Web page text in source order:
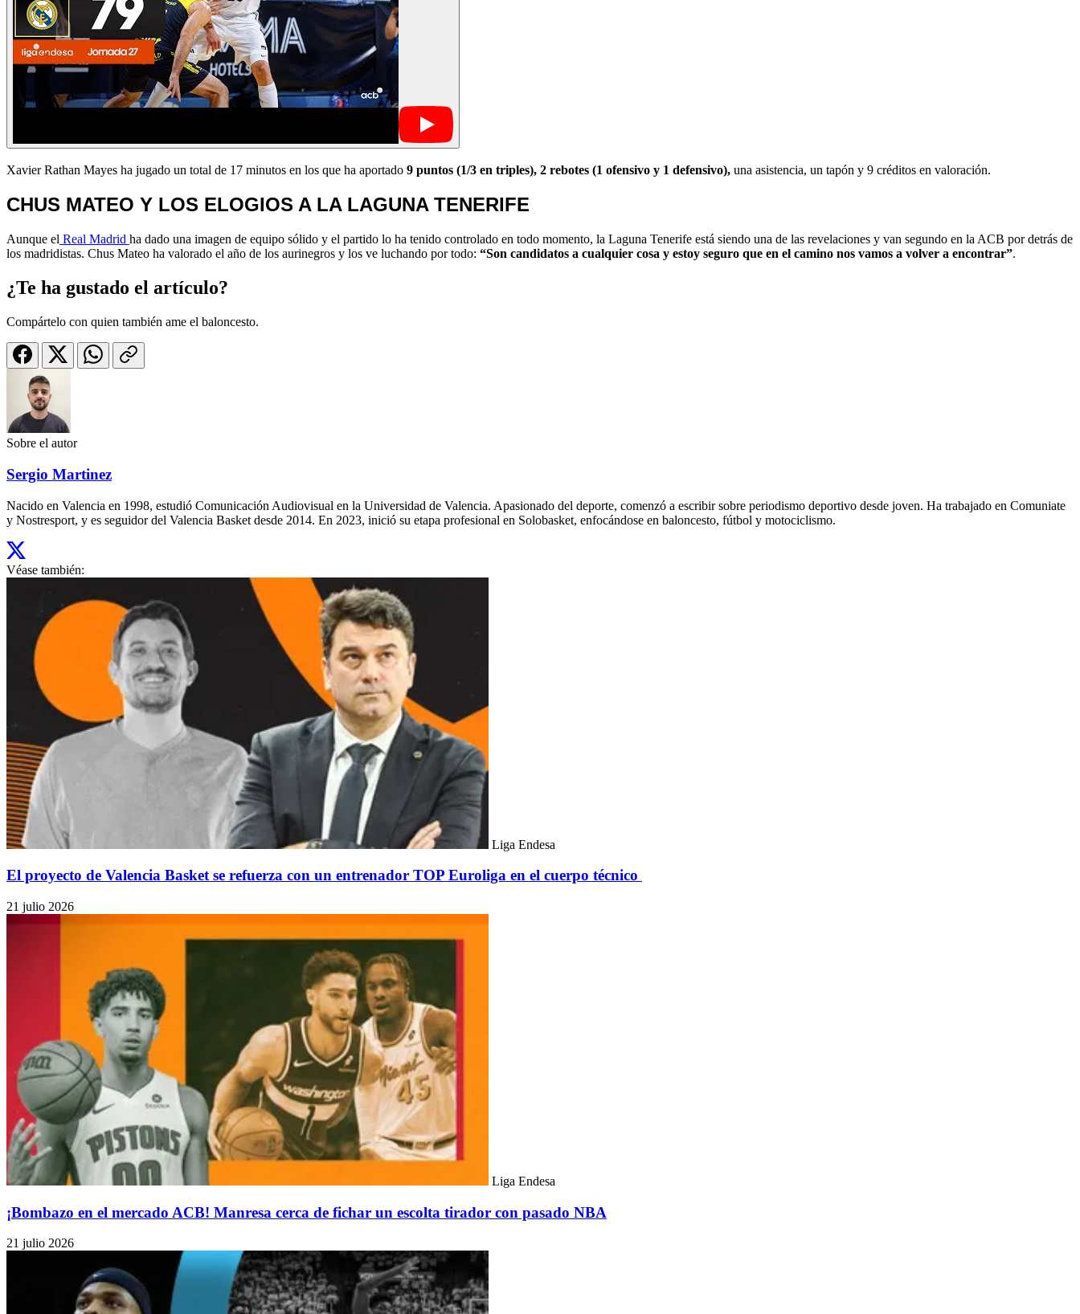
Xavier Rathan Mayes ha jugado un total de 17 minutos en los que ha aportado 9 puntos (1/3 en triples), 2 rebotes (1 ofensivo y 1 defensivo), una asistencia, un tapón y 9 créditos en valoración.
CHUS MATEO Y LOS ELOGIOS A LA LAGUNA TENERIFE
Aunque el Real Madrid ha dado una imagen de equipo sólido y el partido lo ha tenido controlado en todo momento, la Laguna Tenerife está siendo una de las revelaciones y van segundo en la ACB por detrás de
los madridistas. Chus Mateo ha valorado el año de los aurinegros y los ve luchando por todo: “Son candidatos a cualquier cosa y estoy seguro que en el camino nos vamos a volver a encontrar”.
¿Te ha gustado el artículo?
Compártelo con quien también ame el baloncesto.
Sobre el autor
Sergio Martinez
Nacido en Valencia en 1998, estudió Comunicación Audiovisual en la Universidad de Valencia. Apasionado del deporte, comenzó a escribir sobre periodismo deportivo desde joven. Ha trabajado en Comuniate
y Nostresport, y es seguidor del Valencia Basket desde 2014. En 2023, inició su etapa profesional en Solobasket, enfocándose en baloncesto, fútbol y motociclismo.
Véase también:
Liga Endesa
El proyecto de Valencia Basket se refuerza con un entrenador TOP Euroliga en el cuerpo técnico
21 julio 2026
Liga Endesa
¡Bombazo en el mercado ACB! Manresa cerca de fichar un escolta tirador con pasado NBA
21 julio 2026